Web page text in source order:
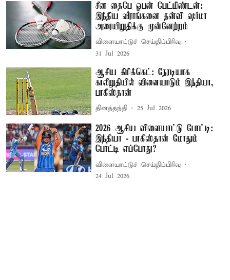
சீன தைபே ஓபன் பேட்மிண்டன்:
இந்திய வீராங்கனை தன்வி ஷர்மா
அரையிறுதிக்கு முன்னேற்றம்
விளையாட்டுச் செய்திப்பிரிவு
31 Jul 2026
ஆசிய கிரிக்கெட்: நேரடியாக
காலிறுதியில் விளையாடும் இந்தியா,
பாகிஸ்தான்
தினத்தந்தி 25 Jul 2026
2026 ஆசிய விளையாட்டு போட்டி:
இந்தியா - பாகிஸ்தான் மோதும்
போட்டி எப்போது?
விளையாட்டுச் செய்திப்பிரிவு
24 Jul 2026